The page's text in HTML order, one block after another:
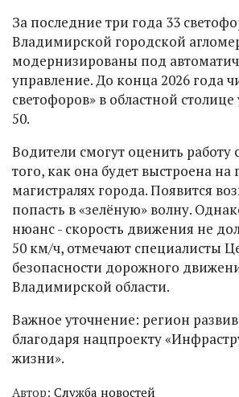
За последние три года 33
Владимирской городской
модернизированы под
управление. До конца 2026 года
светофоров» в областной столице
50.
Водители смогут оценить работу
того, как она будет выстроена на
магистралях города. Появится
попасть в «зелёную» волну.
нюанс - скорость движения не
50 км/ч, отмечают специалисты
безопасности дорожного
Владимирской области.
Важное уточнение: регион
благодаря нацпроекту
жизни».
Автор: Служба новостей